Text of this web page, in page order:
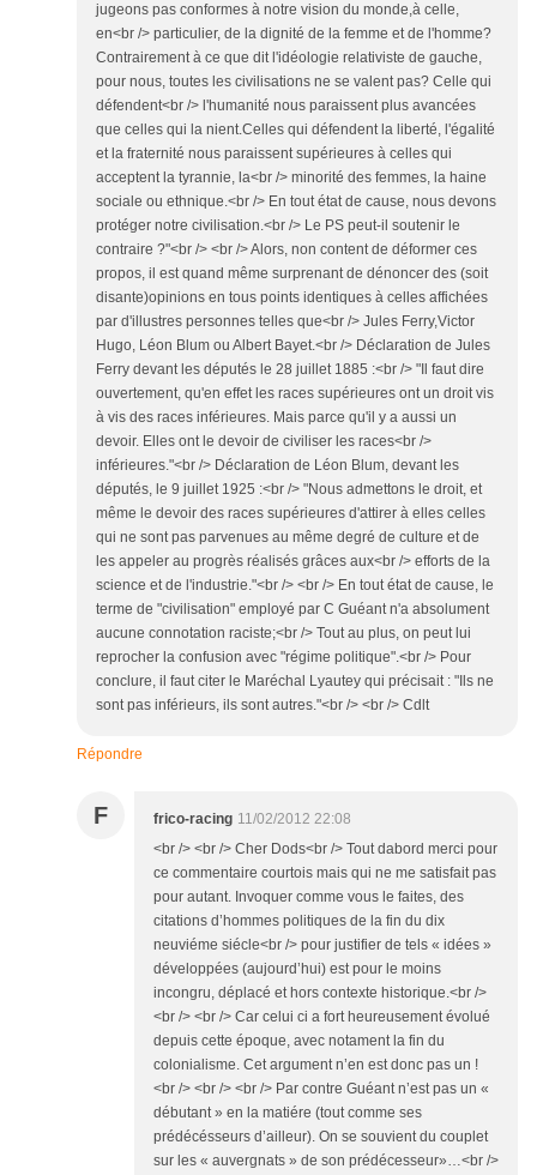
jugeons pas conformes à notre vision du monde,à celle,
en<br /> particulier, de la dignité de la femme et de l'homme?
Contrairement à ce que dit l'idéologie relativiste de gauche,
pour nous, toutes les civilisations ne se valent pas? Celle qui
défendent<br /> l'humanité nous paraissent plus avancées
que celles qui la nient.Celles qui défendent la liberté, l'égalité
et la fraternité nous paraissent supérieures à celles qui
acceptent la tyrannie, la<br /> minorité des femmes, la haine
sociale ou ethnique.<br /> En tout état de cause, nous devons
protéger notre civilisation.<br /> Le PS peut-il soutenir le
contraire ?"<br /> <br /> Alors, non content de déformer ces
propos, il est quand même surprenant de dénoncer des (soit
disante)opinions en tous points identiques à celles affichées
par d'illustres personnes telles que<br /> Jules Ferry,Victor
Hugo, Léon Blum ou Albert Bayet.<br /> Déclaration de Jules
Ferry devant les députés le 28 juillet 1885 :<br /> "Il faut dire
ouvertement, qu'en effet les races supérieures ont un droit vis
à vis des races inférieures. Mais parce qu'il y a aussi un
devoir. Elles ont le devoir de civiliser les races<br />
inférieures."<br /> Déclaration de Léon Blum, devant les
députés, le 9 juillet 1925 :<br /> "Nous admettons le droit, et
même le devoir des races supérieures d'attirer à elles celles
qui ne sont pas parvenues au même degré de culture et de
les appeler au progrès réalisés grâces aux<br /> efforts de la
science et de l'industrie."<br /> <br /> En tout état de cause, le
terme de "civilisation" employé par C Guéant n'a absolument
aucune connotation raciste;<br /> Tout au plus, on peut lui
reprocher la confusion avec "régime politique".<br /> Pour
conclure, il faut citer le Maréchal Lyautey qui précisait : "Ils ne
sont pas inférieurs, ils sont autres."<br /> <br /> Cdlt
Répondre
F frico-racing 11/02/2012 22:08
<br /> <br /> Cher Dods<br /> Tout dabord merci pour
ce commentaire courtois mais qui ne me satisfait pas
pour autant. Invoquer comme vous le faites, des
citations d’hommes politiques de la fin du dix
neuviéme siécle<br /> pour justifier de tels « idées »
développées (aujourd’hui) est pour le moins
incongru, déplacé et hors contexte historique.<br />
<br /> <br /> Car celui ci a fort heureusement évolué
depuis cette époque, avec notament la fin du
colonialisme. Cet argument n’en est donc pas un !
<br /> <br /> <br /> Par contre Guéant n’est pas un «
débutant » en la matiére (tout comme ses
prédécésseurs d’ailleur). On se souvient du couplet
sur les « auvergnats » de son prédécesseur»…<br />